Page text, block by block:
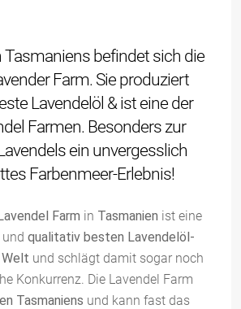
befindet sich die
Farm. Sie produziert
Lavendelöl & ist eine der
Farmen. Besonders zur
ein unvergesslich
Farbenmeer-Erlebnis!
Farm in Tasmanien ist eine
qualitativ besten Lavendelöl-
und schlägt damit sogar noch
Konkurrenz. Die Lavendel Farm
Tasmaniens und kann fast das